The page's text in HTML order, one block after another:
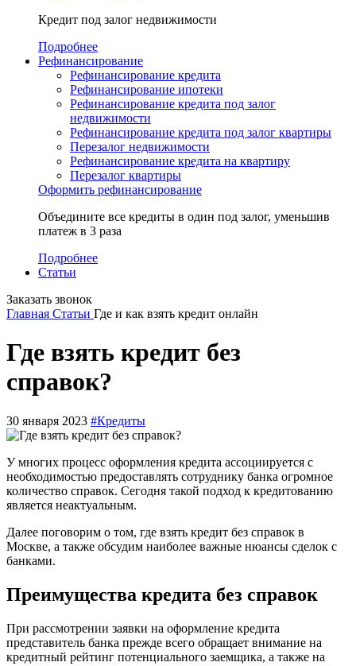
Кредит под залог недвижимости
Подробнее
Рефинансирование
Рефинансирование кредита
Рефинансирование ипотеки
Рефинансирование кредита под залог
недвижимости
Рефинансирование кредита под залог квартиры
Перезалог недвижимости
Рефинансирование кредита на квартиру
Перезалог квартиры
Оформить рефинансирование
Объедините все кредиты в один под залог, уменьшив
платеж в 3 раза
Подробнее
Статьи
Заказать звонок
Главная Статьи Где и как взять кредит онлайн
Где взять кредит без
справок?
30 января 2023 #Кредиты
У многих процесс оформления кредита ассоциируется с
необходимостью предоставлять сотруднику банка огромное
количество справок. Сегодня такой подход к кредитованию
является неактуальным.
Далее поговорим о том, где взять кредит без справок в
Москве, а также обсудим наиболее важные нюансы сделок с
банками.
Преимущества кредита без справок
При рассмотрении заявки на оформление кредита
представитель банка прежде всего обращает внимание на
кредитный рейтинг потенциального заемщика, а также на